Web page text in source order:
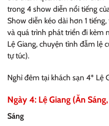
trong 4 show diễn nổi tiếng
Show diễn kéo dài hơn 1
và quá trình phát triển đi kèm
Lệ Giang, chuyện tình đẫm lệ
tự túc).
Nghỉ đêm tại khách sạn 4* Lệ
Ngày 4: Lệ Giang (Ăn
Sáng